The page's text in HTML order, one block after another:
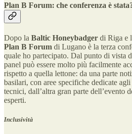
Plan B Forum: che conferenza è
Dopo la Baltic Honeybadger di Riga e
Plan B Forum di Lugano è la terza
quale ho partecipato. Dal punto di vista
panel può essere molto più facilmente
rispetto a quella lettone: da una parte
basilari, con aree specifiche dedicate
tecnici, dall’altra gran parte dell’evento
esperti.
Inclusività